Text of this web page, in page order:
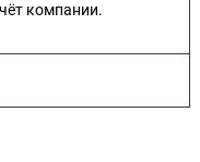
компании.